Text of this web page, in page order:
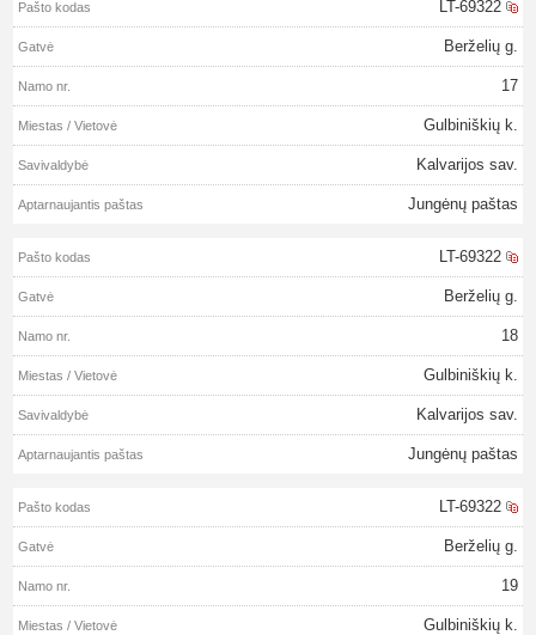
LT-69322
Berželių g.
17
Gulbiniškių k.
Kalvarijos sav.
Jungėnų paštas
LT-69322
Berželių g.
18
Gulbiniškių k.
Kalvarijos sav.
Jungėnų paštas
LT-69322
Berželių g.
19
Gulbiniškių k.